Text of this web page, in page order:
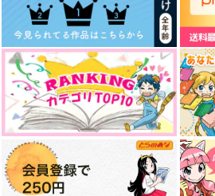
サディスティック・メ
ロウラバー 下
ジーオーティー
825円（税込）
サンプル
作品詳細
後は野となれ山とな
ナンバーナイン
935円 （税込）
サンプル
作品詳細